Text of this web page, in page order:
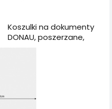
Koszulki na dokumenty
DONAU, poszerzane,